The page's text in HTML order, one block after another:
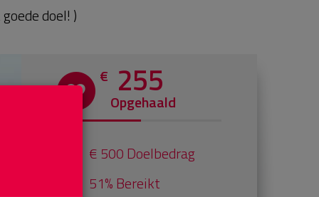
doel! )
€ 255
Opgehaald
€ 500 Doelbedrag
51% Bereikt